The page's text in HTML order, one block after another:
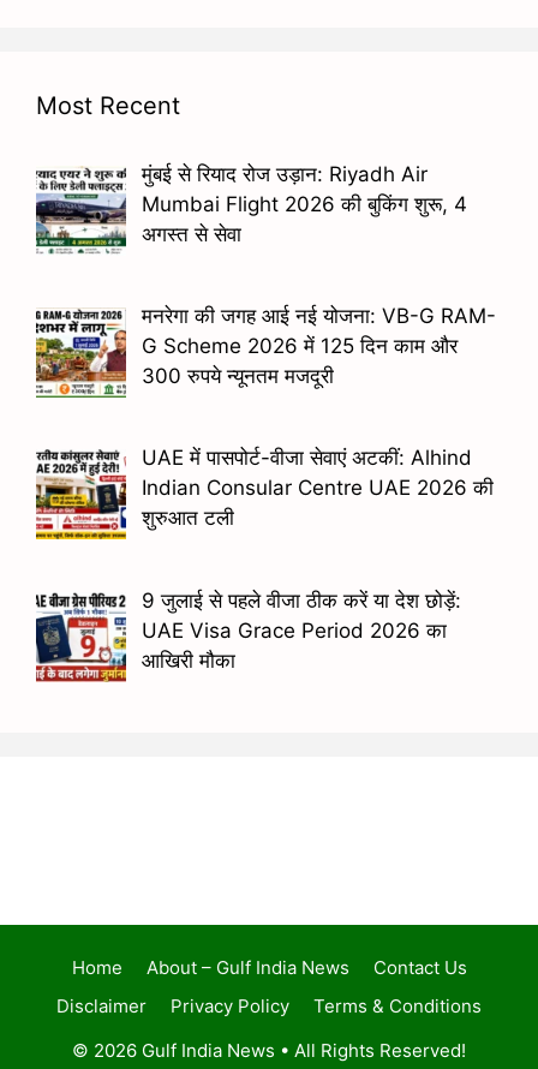
Most Recent
मुंबई से रियाद रोज उड़ान: Riyadh Air
Mumbai Flight 2026 की बुकिंग शुरू, 4
अगस्त से सेवा
मनरेगा की जगह आई नई योजना: VB-G RAM-
G Scheme 2026 में 125 दिन काम और
300 रुपये न्यूनतम मजदूरी
UAE में पासपोर्ट-वीजा सेवाएं अटकीं: Alhind
Indian Consular Centre UAE 2026 की
शुरुआत टली
9 जुलाई से पहले वीजा ठीक करें या देश छोड़ें:
UAE Visa Grace Period 2026 का
आखिरी मौका
Home About – Gulf India News
Contact Us
Disclaimer
Privacy Policy
Terms & Conditions
© 2026 Gulf India News • All Rights Reserved!